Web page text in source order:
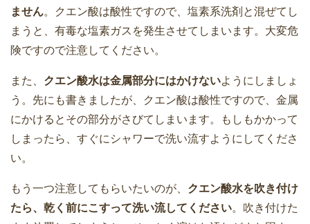
ません。クエン酸は酸性ですので、塩素系洗剤と混ぜてし
まうと、有毒な塩素ガスを発生させてしまいます。大変危
険ですので注意してください。
また、 クエン酸水は金属部分にはかけないようにしましょ
う。先にも書きましたが、クエン酸は酸性ですので、金属
にかけるとその部分がさびてしまいます。もしもかかって
しまったら、すぐにシャワーで洗い流すようにしてくださ
い。
もう一つ注意してもらいたいのが、 クエン酸水を吹き付け
たら、乾く前にこすって洗い流してください。吹き付けた